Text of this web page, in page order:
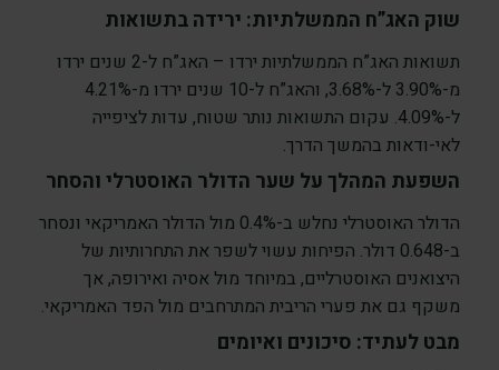
שוק האג”ח הממשלתיות: ירידה בתשואות
תשואות האג”ח הממשלתיות ירדו – האג”ח ל-2 שנים ירדו
מ-3.90% ל-3.68%, והאג”ח ל-10 שנים ירדו מ-4.21%
ל-4.09%. עקום התשואות נותר שטוח, עדות לציפייה
לאי-ודאות בהמשך הדרך.
השפעת המהלך על שער הדולר האוסטרלי והסחר
הדולר האוסטרלי נחלש ב-0.4% מול הדולר האמריקאי ונסחר
ב-0.648 דולר. הפיחות עשוי לשפר את התחרותיות של
היצואנים האוסטרליים, במיוחד מול אסיה ואירופה, אך
משקף גם את פערי הריבית המתרחבים מול הפד האמריקאי.
מבט לעתיד: סיכונים ואיומים